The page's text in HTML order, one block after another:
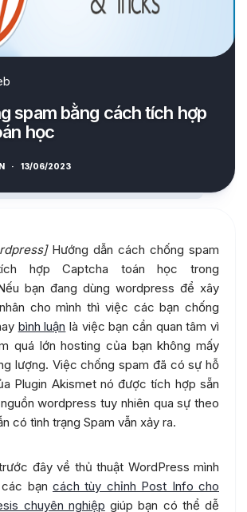
spam bằng cách tích hợp
học
· 13/06/2023
Hướng dẫn cách chống spam
hợp Captcha toán học trong
bạn đang dùng wordpress để xây
cho mình thì việc các bạn chống
bình luận là việc bạn cần quan tâm vì
quá lớn hosting của bạn không mấy
lượng. Việc chống spam đã có sự hỗ
Plugin Akismet nó được tích hợp sẵn
wordpress tuy nhiên qua sự theo
có tình trạng Spam vẫn xảy ra.
đây về thủ thuật WordPress mình
bạn cách tùy chỉnh Post Info cho
chuyên nghiệp giúp bạn có thể dễ